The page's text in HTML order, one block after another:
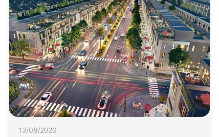
13/08/2020